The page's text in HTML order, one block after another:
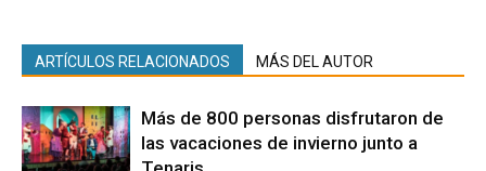
ARTÍCULOS RELACIONADOS MÁS DEL AUTOR
Más de 800 personas disfrutaron de
las vacaciones de invierno junto a